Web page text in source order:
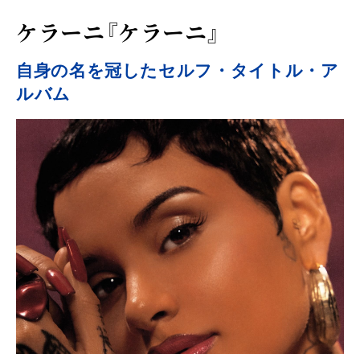
ケラーニ『ケラーニ』
自身の名を冠したセルフ・タイトル・ア
ルバム